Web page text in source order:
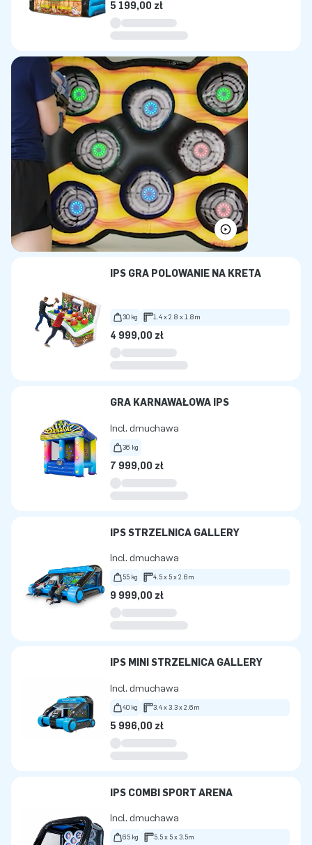
5 199,00 zł
IPS GRA POLOWANIE NA KRETA
30 kg 1.4 x 2.8 x 1.8m
4 999,00 zł
GRA KARNAWAŁOWA IPS
Incl. dmuchawa
36 kg
7 999,00 zł
IPS STRZELNICA GALLERY
Incl. dmuchawa
55 kg 4.5 x 5 x 2.6m
9 999,00 zł
IPS MINI STRZELNICA GALLERY
Incl. dmuchawa
40 kg 3.4 x 3.3 x 2.6m
5 996,00 zł
IPS COMBI SPORT ARENA
Incl. dmuchawa
65 kg 5.5 x 5 x 3.5m